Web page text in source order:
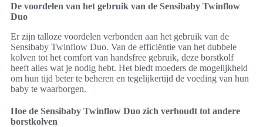
De voordelen van het gebruik van de Sensibaby Twinflow
Duo
Er zijn talloze voordelen verbonden aan het gebruik van de
Sensibaby Twinflow Duo. Van de efficiëntie van het dubbele
kolven tot het comfort van handsfree gebruik, deze borstkolf
heeft alles wat je nodig hebt. Het biedt moeders de mogelijkheid
om hun tijd beter te beheren en tegelijkertijd de voeding van hun
baby te waarborgen.
Hoe de Sensibaby Twinflow Duo zich verhoudt tot andere
borstkolven